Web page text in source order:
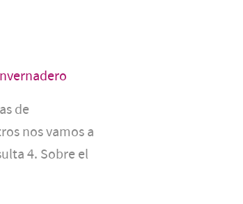
de
nos vamos a
4. Sobre el